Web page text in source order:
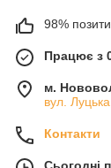
98%
Працює з
м.
вул.
Контакти